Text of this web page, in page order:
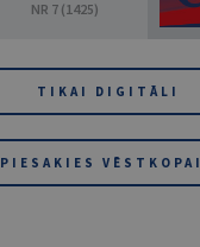
NR 7 (1425)
TIKAI DIGITĀLI
PIESAKIES VĒSTKOPAI